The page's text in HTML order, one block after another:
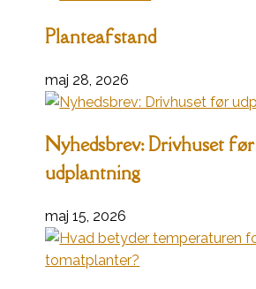
Planteafstand
maj 28, 2026
Nyhedsbrev: Drivhuset før
udplantning
maj 15, 2026